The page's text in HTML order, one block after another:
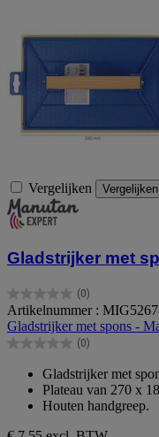
Vergelijken Vergelijken
Gladstrijker met
(0)
0.0
van
de
5
Artikelnummer :
Gladstrijker met spons -
(0)
0.0
sterren.
Gladstrijker met
Plateau van 270 x
Houten handgreep.